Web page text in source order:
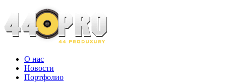
О нас
Новости
Портфолио